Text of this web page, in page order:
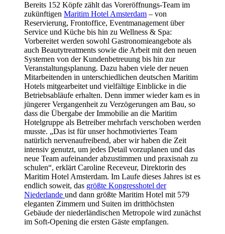
Bereits 152 Köpfe zählt das Voreröffnungs-Team im
zukünftigen Maritim Hotel Amsterdam – von
Reservierung, Frontoffice, Eventmanagement über
Service und Küche bis hin zu Wellness & Spa:
Vorbereitet werden sowohl Gastronomieangebote als
auch Beautytreatments sowie die Arbeit mit den neuen
Systemen von der Kundenbetreuung bis hin zur
Veranstaltungsplanung. Dazu haben viele der neuen
Mitarbeitenden in unterschiedlichen deutschen Maritim
Hotels mitgearbeitet und vielfältige Einblicke in die
Betriebsabläufe erhalten. Denn immer wieder kam es in
jüngerer Vergangenheit zu Verzögerungen am Bau, so
dass die Übergabe der Immobilie an die Maritim
Hotelgruppe als Betreiber mehrfach verschoben werden
musste. „Das ist für unser hochmotiviertes Team
natürlich nervenaufreibend, aber wir haben die Zeit
intensiv genutzt, um jedes Detail vorzuplanen und das
neue Team aufeinander abzustimmen und praxisnah zu
schulen“, erklärt Caroline Receveur, Direktorin des
Maritim Hotel Amsterdam. Im Laufe dieses Jahres ist es
endlich soweit, das größte Kongresshotel der
Niederlande und dann größte Maritim Hotel mit 579
eleganten Zimmern und Suiten im dritthöchsten
Gebäude der niederländischen Metropole wird zunächst
im Soft-Opening die ersten Gäste empfangen.